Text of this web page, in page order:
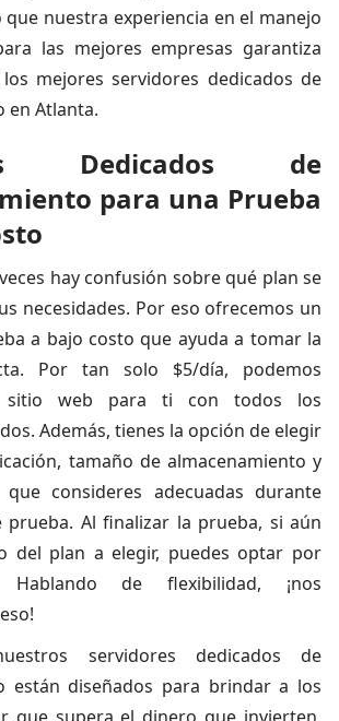
nuestra experiencia en el manejo
las mejores empresas garantiza
mejores servidores dedicados de
en Atlanta.
Dedicados de
para una Prueba
hay confusión sobre qué plan se
necesidades. Por eso ofrecemos un
a bajo costo que ayuda a tomar la
Por tan solo $5/día, podemos
sitio web para ti con todos los
Además, tienes la opción de elegir
tamaño de almacenamiento y
consideres adecuadas durante
prueba. Al finalizar la prueba, si aún
del plan a elegir, puedes optar por
de flexibilidad, ¡nos
servidores dedicados de
están diseñados para brindar a los